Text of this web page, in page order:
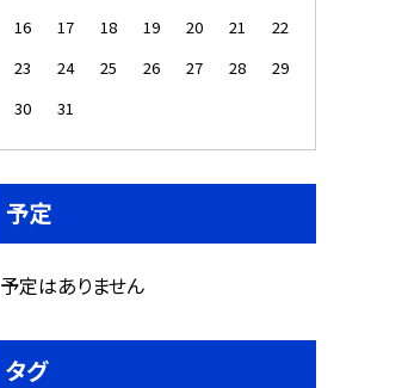
16
17 18 19 20 21
22
23
24 25 26 27 28
29
30
31
予定
予定はありません
タグ